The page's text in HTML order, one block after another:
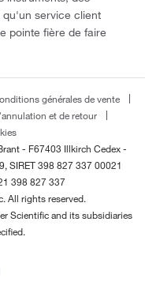
service client
pointe fière de faire
générales de vente
et de retour
- F67403 Illkirch Cedex -
SIRET 398 827 337 00021
398 827 337
All rights reserved.
Scientific and its subsidiaries